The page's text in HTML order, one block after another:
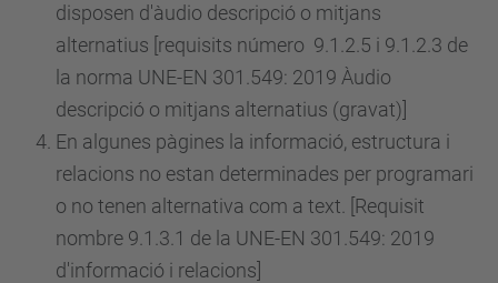
disposen d'àudio descripció o mitjans
alternatius [requisits número 9.1.2.5 i 9.1.2.3 de
la norma UNE-EN 301.549: 2019 Àudio
descripció o mitjans alternatius (gravat)]
En algunes pàgines la informació, estructura i
relacions no estan determinades per programari
o no tenen alternativa com a text. [Requisit
nombre 9.1.3.1 de la UNE-EN 301.549: 2019
d'informació i relacions]